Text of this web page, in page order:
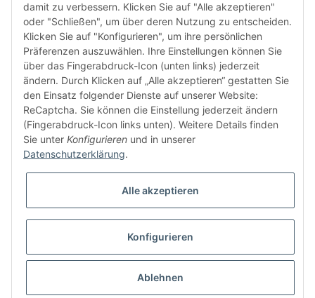
FÜR EUCH UNTERWEGS
Vertrag widerrufen
* Alle Preise inkl. gesetzlicher USt., zzgl.
© domsport GbR Besucherzähler: 1298973
damit zu verbessern. Klicken Sie auf "Alle akzeptieren"
oder "Schließen", um über deren Nutzung zu entscheiden.
Klicken Sie auf "Konfigurieren", um ihre persönlichen
Präferenzen auszuwählen. Ihre Einstellungen können Sie
über das Fingerabdruck-Icon (unten links) jederzeit
ändern. Durch Klicken auf „Alle akzeptieren“ gestatten Sie
den Einsatz folgender Dienste auf unserer Website:
ReCaptcha. Sie können die Einstellung jederzeit ändern
(Fingerabdruck-Icon links unten). Weitere Details finden
Sie unter Konfigurieren und in unserer
Datenschutzerklärung.
Alle akzeptieren
Konfigurieren
Ablehnen